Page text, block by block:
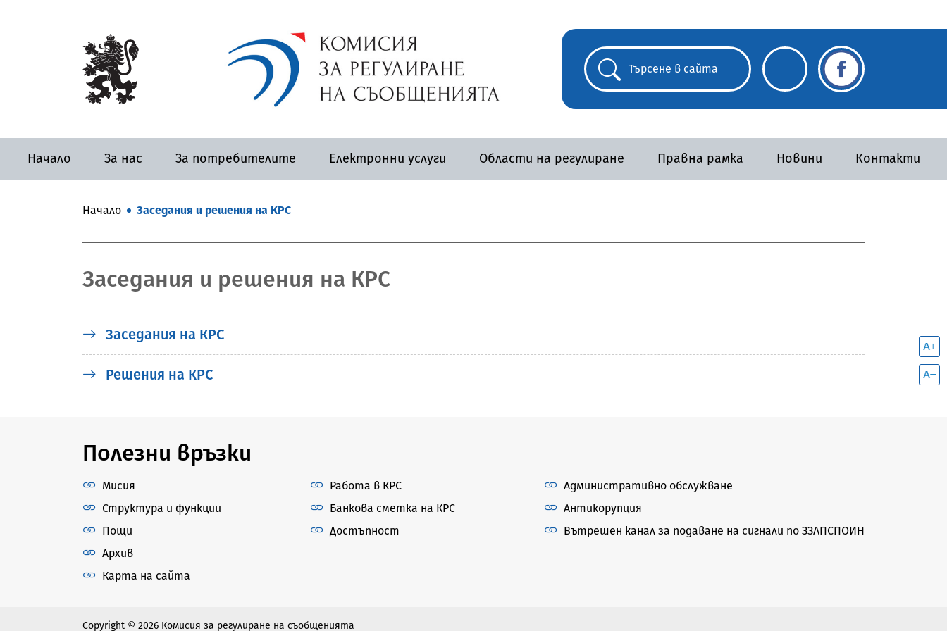
Начало За нас За потребителите Електронни услуги Области на регулиране Правна рамка Новини Контакти
Начало Заседания и решения на КРС
Заседания и решения на КРС
Заседания на КРС
Решения на КРС
Полезни връзки
Мисия
Структура и функции
Пощи
Архив
Карта на сайта
Работа в КРС
Банкова сметка на КРС
Достъпност
Административно обслужване
Антикорупция
Вътрешен канал за подаване на сигнали по ЗЗЛПСПОИН
Copyright © 2026 Комисия за регулиране на съобщенията